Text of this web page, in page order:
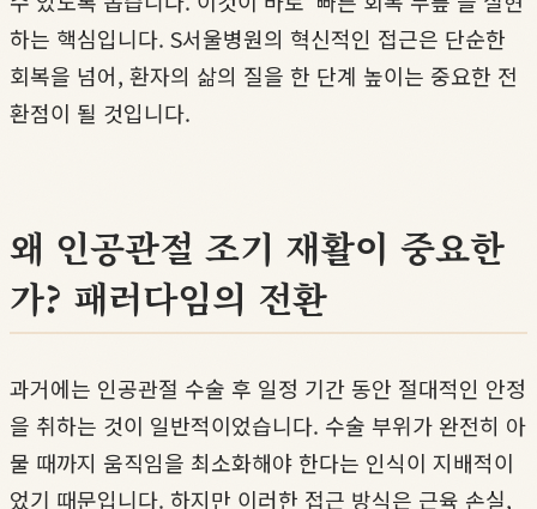
하는 핵심입니다. S서울병원의 혁신적인 접근은 단순한
회복을 넘어, 환자의 삶의 질을 한 단계 높이는 중요한 전
환점이 될 것입니다.
왜 인공관절 조기 재활이 중요한
가? 패러다임의 전환
과거에는 인공관절 수술 후 일정 기간 동안 절대적인 안정
을 취하는 것이 일반적이었습니다. 수술 부위가 완전히 아
물 때까지 움직임을 최소화해야 한다는 인식이 지배적이
었기 때문입니다. 하지만 이러한 접근 방식은 근육 손실,